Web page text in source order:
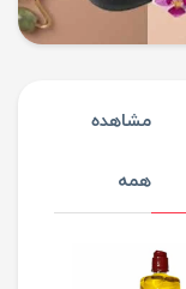
مشاهده
همه